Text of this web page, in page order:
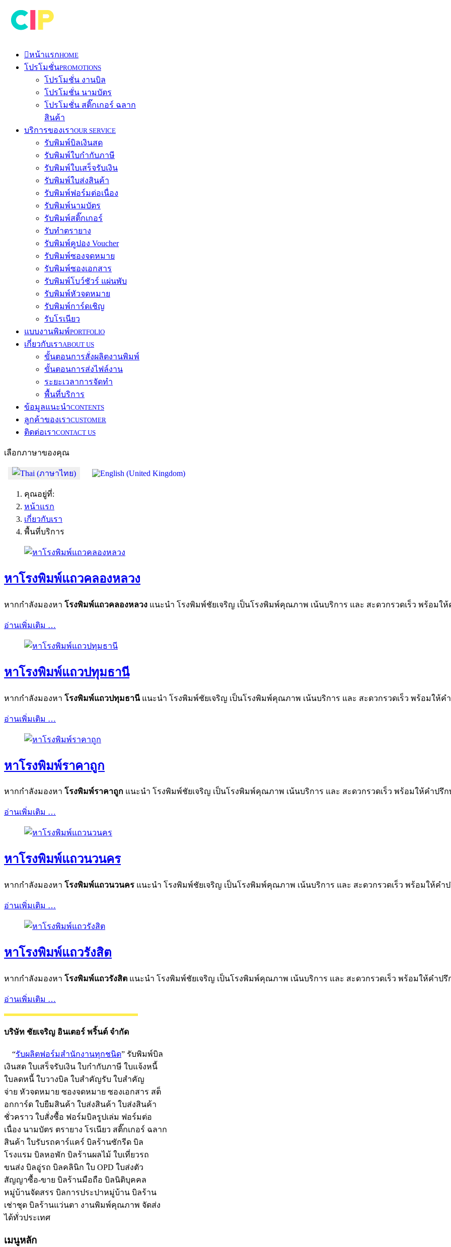
หน้าแรกHOME
โปรโมชั่นPROMOTIONS
โปรโมชั่น งานบิล
โปรโมชั่น นามบัตร
โปรโมชั่น สติ๊กเกอร์ ฉลาก
สินค้า
บริการของเราOUR SERVICE
รับพิมพ์บิลเงินสด
รับพิมพ์ใบกำกับภาษี
รับพิมพ์ใบเสร็จรับเงิน
รับพิมพ์ใบส่งสินค้า
รับพิมพ์ฟอร์มต่อเนื่อง
รับพิมพ์นามบัตร
รับพิมพ์สติ๊กเกอร์
รับทำตรายาง
รับพิมพ์คูปอง Voucher
รับพิมพ์ซองจดหมาย
รับพิมพ์ซองเอกสาร
รับพิมพ์โบว์ชัวร์ แผ่นพับ
รับพิมพ์หัวจดหมาย
รับพิมพ์การ์ดเชิญ
รับโรเนียว
แบบงานพิมพ์PORTFOLIO
เกี่ยวกับเราABOUT US
ขั้นตอนการสั่งผลิตงานพิมพ์
ขั้นตอนการส่งไฟล์งาน
ระยะเวลาการจัดทำ
พื้นที่บริการ
ข้อมูลแนะนำCONTENTS
ลูกค้าของเราCUSTOMER
ติดต่อเราCONTACT US
เลือกภาษาของคุณ
คุณอยู่ที่:
หน้าแรก
เกี่ยวกับเรา
พื้นที่บริการ
หาโรงพิมพ์แถวคลองหลวง
หากกำลังมองหา โรงพิมพ์แถวคลองหลวง แนะนำ โรงพิมพ์ชัยเจริญ เป็นโรงพิมพ์คุณภาพ เน้นบริการ และ สะดวกรวดเร็ว พร้อม
อ่านเพิ่มเติม …
หาโรงพิมพ์แถวปทุมธานี
หากกำลังมองหา โรงพิมพ์แถวปทุมธานีแนะนำ โรงพิมพ์ชัยเจริญ เป็นโรงพิมพ์คุณภาพ เน้นบริการ และ สะดวกรวดเร็ว พร้อมให้ค
อ่านเพิ่มเติม …
หาโรงพิมพ์ราคาถูก
หากกำลังมองหา โรงพิมพ์ราคาถูก แนะนำ โรงพิมพ์ชัยเจริญ เป็นโรงพิมพ์คุณภาพ เน้นบริการ และ สะดวกรวดเร็ว พร้อมให้คำปรึก
อ่านเพิ่มเติม …
หาโรงพิมพ์แถวนวนคร
หากกำลังมองหา โรงพิมพ์แถวนวนคร แนะนำ โรงพิมพ์ชัยเจริญ เป็นโรงพิมพ์คุณภาพ เน้นบริการ และ สะดวกรวดเร็ว พร้อมให้คำ
อ่านเพิ่มเติม …
หาโรงพิมพ์แถวรังสิต
หากกำลังมองหา โรงพิมพ์แถวรังสิต แนะนำ โรงพิมพ์ชัยเจริญ เป็นโรงพิมพ์คุณภาพ เน้นบริการ และ สะดวกรวดเร็ว พร้อมให้คำปรึ
อ่านเพิ่มเติม …
บริษัท ชัยเจริญ อินเตอร์ พริ้นต์ จํากัด
“รับผลิตฟอร์มสำนักงานทุกชนิด” รับพิมพ์บิล
เงินสด ใบเสร็จรับเงิน ใบกำกับภาษี ใบแจ้งหนี้
ใบลดหนี้ ใบวางบิล ใบสำคัญรับ ใบสำคัญ
จ่าย หัวจดหมาย ซองจดหมาย ซองเอกสาร สต็
อกการ์ด ใบยืมสินค้า ใบส่งสินค้า ใบส่งสินค้า
ชั่วคราว ใบสั่งซื้อ ฟอร์มบิลรูปเล่ม ฟอร์มต่อ
เนื่อง นามบัตร ตรายาง โรเนียว สติ๊กเกอร์ ฉลาก
สินค้า ใบรับรถคาร์แคร์ บิลร้านซักรีด บิล
โรงแรม บิลหอพัก บิลร้านผลไม้ ใบเที่ยวรถ
ขนส่ง บิลอู่รถ บิลคลินิก ใบ OPD ใบส่งตัว
สัญญาซื้อ-ขาย บิลร้านมือถือ บิลนิติบุคคล
หมู่บ้านจัดสรร บิลการประปาหมู่บ้าน บิลร้าน
เช่าชุด บิลร้านแว่นตา งานพิมพ์คุณภาพ จัดส่ง
ได้ทั่วประเทศ
เมนูหลัก